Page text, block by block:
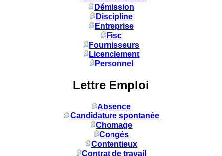
Démission
Discipline
Entreprise
Fisc
Fournisseurs
Licenciement
Personnel
Lettre Emploi
Absence
Candidature spontanée
Chomage
Congés
Contentieux
Contrat de travail